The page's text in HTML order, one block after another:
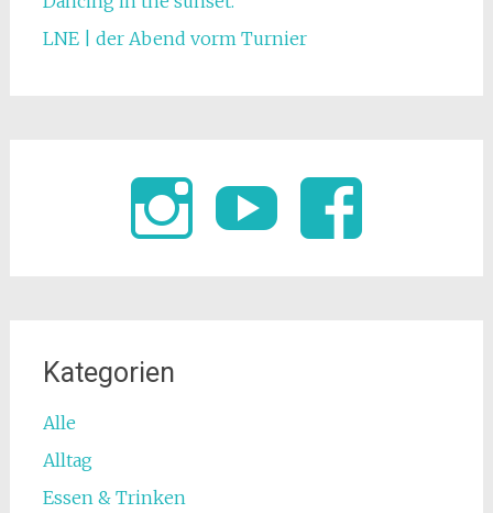
LNE | der Abend vorm Turnier
Kategorien
Alle
Alltag
Essen & Trinken